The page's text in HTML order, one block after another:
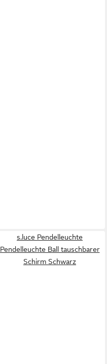
s.luce Pendelleuchte
Pendelleuchte Ball tauschbarer
Schirm Schwarz